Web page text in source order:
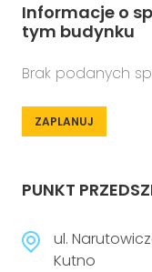
Informacje o
tym budynku
Brak podanych
ZAPLANUJ
PUNKT
ul.
Kutno